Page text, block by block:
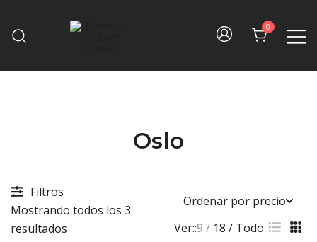
content
Baníssimo
Fine bath design
0
Oslo
Filtros
Mostrando todos los 3
resultados
Ver::9 18 Todo